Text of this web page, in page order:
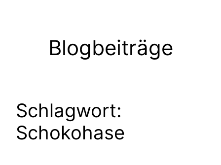
Blogbeiträge
Schlagwort:
Schokohase